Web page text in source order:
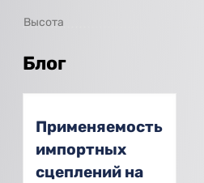
Высота
Блог
Применяемость
импортных
сцеплений на